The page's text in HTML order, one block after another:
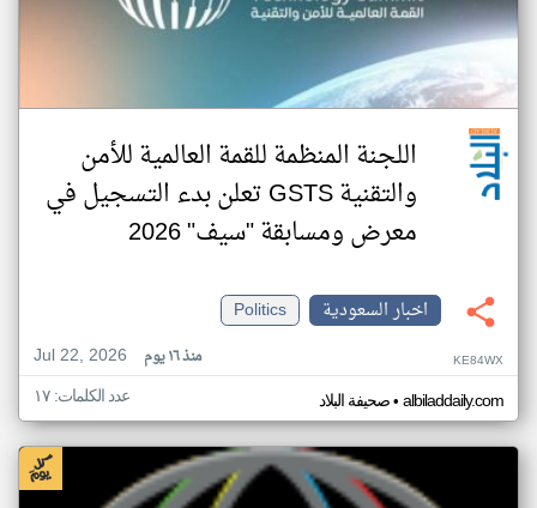
اللجنة المنظمة للقمة العالمية للأمن
والتقنية GSTS تعلن بدء التسجيل في
معرض ومسابقة "سيف" 2026
اخبار السعودية
Politics
Jul 22, 2026
منذ ١٦ يوم KE84WX
صحيفة البلاد• albiladdaily.com عدد الكلمات: ١٧